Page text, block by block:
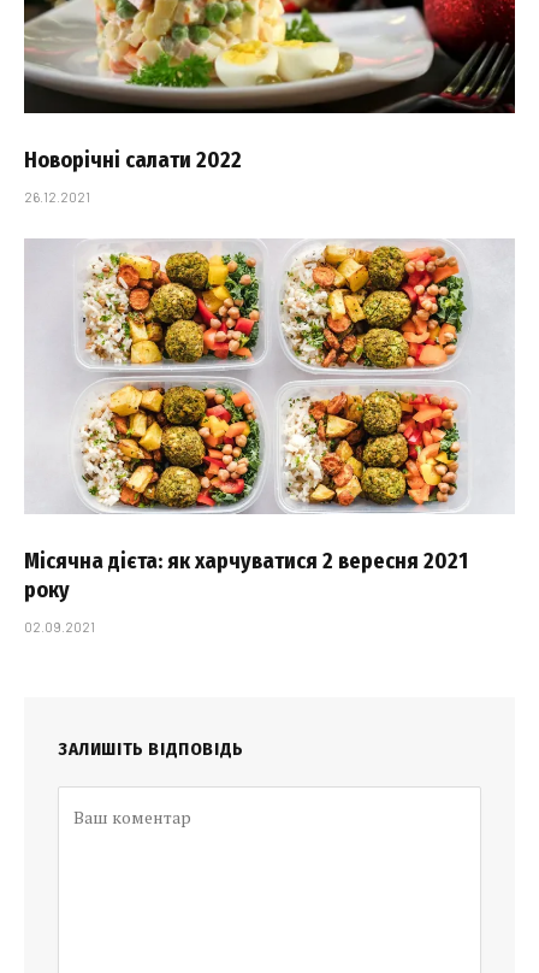
Новорічні салати 2022
26.12.2021
Місячна дієта: як харчуватися 2 вересня 2021
року
02.09.2021
ЗАЛИШІТЬ ВІДПОВІДЬ